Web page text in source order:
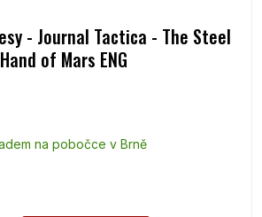
- Journal Tactica - The Steel
Hand of Mars ENG
na pobočce v Brně